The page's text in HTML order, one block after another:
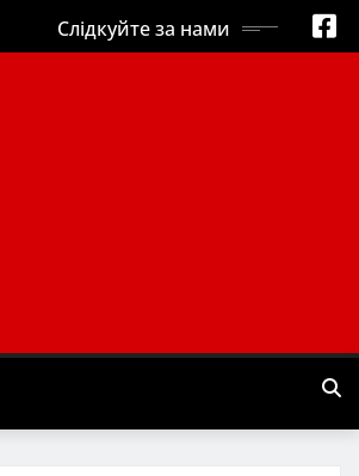
Слідкуйте за нами